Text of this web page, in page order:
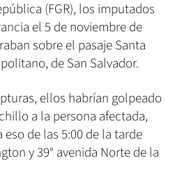
(FGR), los imputados
el 5 de noviembre de
sobre el pasaje Santa
de San Salvador.
ellos habrían golpeado
a la persona afectada,
de las 5:00 de la tarde
y 39° avenida Norte de la